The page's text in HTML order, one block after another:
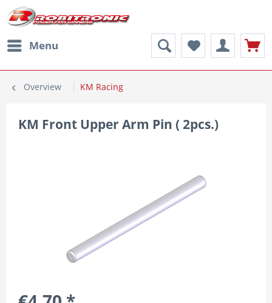
Menu
Overview KM Racing
KM Front Upper Arm Pin ( 2pcs.)